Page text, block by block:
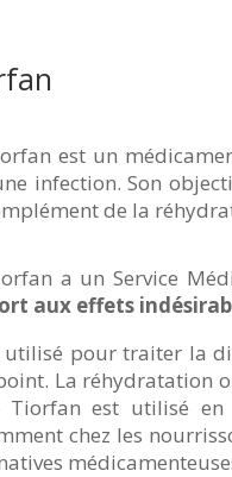
est un
infection. Son
de la
a un Service
aux effets
utilisé pour traiter la
La réhydratation
est utilisé en
chez les